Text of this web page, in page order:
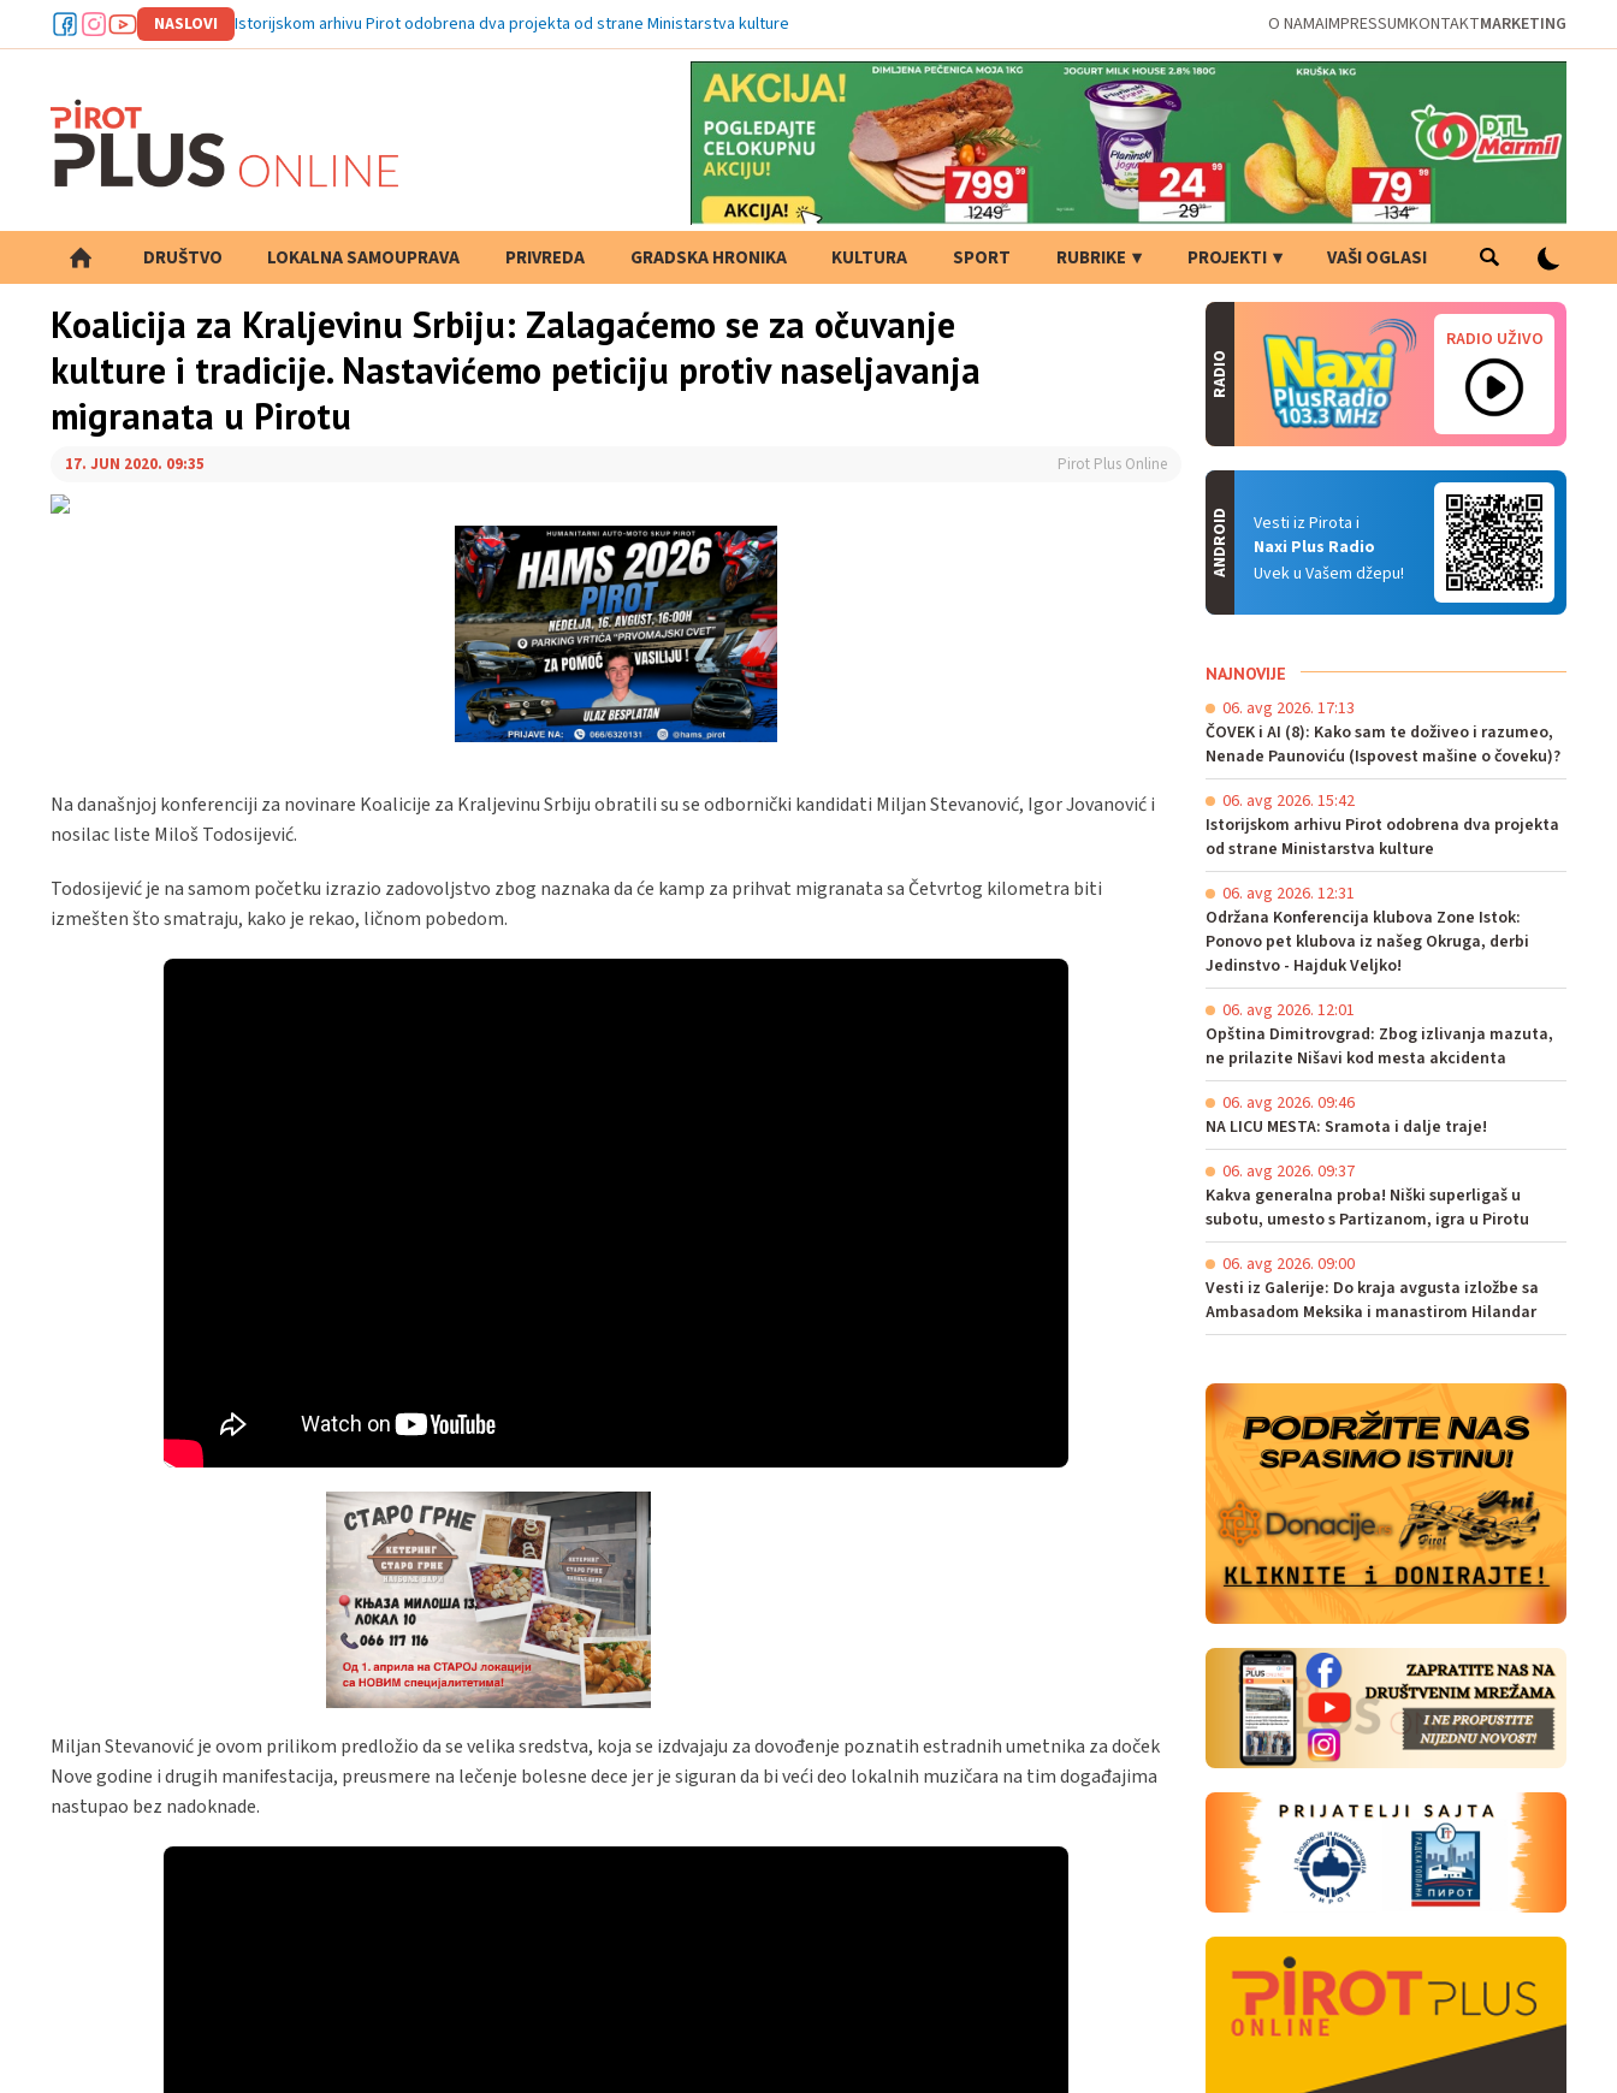
NASLOVI Istorijskom arhivu Pirot odobrena dva projekta od strane Ministarstva kulture O NAMAIMPRESSUMKONTAKTMARKETING
DRUŠTVO LOKALNA SAMOUPRAVA PRIVREDA GRADSKA HRONIKA KULTURA SPORT RUBRIKE PROJEKTI VAŠI OGLASI
PRETRAGA
Koalicija za Kraljevinu Srbiju: Zalagaćemo se za očuvanje
kulture i tradicije. Nastavićemo peticiju protiv naseljavanja
migranata u Pirotu
17. JUN 2020. 09:35 Pirot Plus Online
Na današnjoj konferenciji za novinare Koalicije za Kraljevinu Srbiju obratili su se odbornički kandidati Miljan Stevanović, Igor Jovanović i
nosilac liste Miloš Todosijević.
Todosijević je na samom početku izrazio zadovoljstvo zbog naznaka da će kamp za prihvat migranata sa Četvrtog kilometra biti
izmešten što smatraju, kako je rekao, ličnom pobedom.
Miljan Stevanović je ovom prilikom predložio da se velika sredstva, koja se izdvajaju za dovođenje poznatih estradnih umetnika za doček
Nove godine i drugih manifestacija, preusmere na lečenje bolesne dece jer je siguran da bi veći deo lokalnih muzičara na tim događajima
nastupao bez nadoknade.
RADIO
RADIO UŽIVO
Vesti iz Pirota i
Naxi Plus Radio
Uvek u Vašem džepu!
ANDROID
NAJNOVIJE
06. avg 2026. 17:13
ČOVEK i AI (8): Kako sam te doživeo i razumeo,
Nenade Paunoviću (Ispovest mašine o čoveku)?
06. avg 2026. 15:42
Istorijskom arhivu Pirot odobrena dva projekta
od strane Ministarstva kulture
06. avg 2026. 12:31
Održana Konferencija klubova Zone Istok:
Ponovo pet klubova iz našeg Okruga, derbi
Jedinstvo - Hajduk Veljko!
06. avg 2026. 12:01
Opština Dimitrovgrad: Zbog izlivanja mazuta,
ne prilazite Nišavi kod mesta akcidenta
06. avg 2026. 09:46
NA LICU MESTA: Sramota i dalje traje!
06. avg 2026. 09:37
Kakva generalna proba! Niški superligaš u
subotu, umesto s Partizanom, igra u Pirotu
06. avg 2026. 09:00
Vesti iz Galerije: Do kraja avgusta izložbe sa
Ambasadom Meksika i manastirom Hilandar